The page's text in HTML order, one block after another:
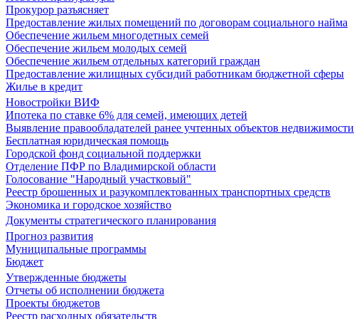
Прокурор разъясняет
Предоставление жилых помещений по договорам социального найма
Обеспечение жильем многодетных семей
Обеспечение жильем молодых семей
Обеспечение жильем отдельных категорий граждан
Предоставление жилищных субсидий работникам бюджетной сферы
Жилье в кредит
Новостройки ВИФ
Ипотека по ставке 6% для семей, имеющих детей
Выявление правообладателей ранее учтенных объектов недвижимости
Бесплатная юридическая помощь
Городской фонд социальной поддержки
Отделение ПФР по Владимирской области
Голосование "Народный участковый"
Реестр брошенных и разукомплектованных транспортных средств
Экономика и городское хозяйство
Документы стратегического планирования
Прогноз развития
Муниципальные программы
Бюджет
Утвержденные бюджеты
Отчеты об исполнении бюджета
Проекты бюджетов
Реестр расходных обязательств